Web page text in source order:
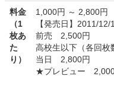
料金
（1
枚あ
た
り）
1,000円 ～ 2,800円
【発売日】2011/12/
前売 2,500円
高校生以下（各回
当日 2,800円
★プレビュー 2,000